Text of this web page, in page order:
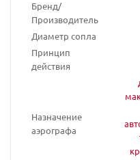
Бренд/
Производитель
Диаметр сопла
Принцип
действия
Назначение
аэрографа